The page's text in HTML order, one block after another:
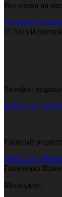
Все права на
Политика
© 2023
Телефон
8(383-43) 7-90-
Главный
8(383-43) 7-90-
Голиченко
Менеджер: